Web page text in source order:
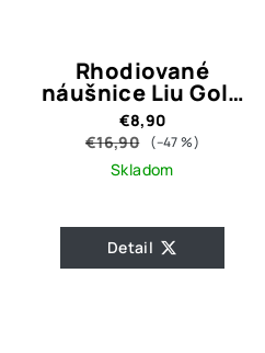
Rhodiované
náušnice Liu Gold
Crystal
€8,90
€16,90
(–47 %)
Skladom
Detail